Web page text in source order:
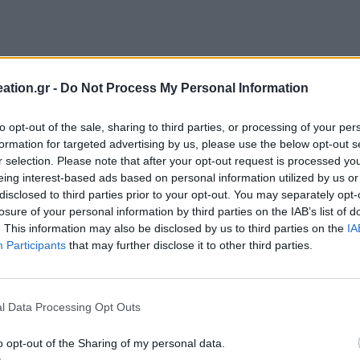
- Do Not Process My Personal Information
opt-out of the sale, sharing to third parties, or processing of your
for targeted advertising by us, please use the below opt-out
selection. Please note that after your opt-out request is processed
interest-based ads based on personal information utilized by us
to third parties prior to your opt-out. You may separately
of your personal information by third parties on the IAB’s list of
This information may also be disclosed by us to third parties on the
Participants that may further disclose it to other third parties.
Data Processing Opt Outs
opt-out of the Sharing of my personal data.
ΤΗΛΕΦΩΝΙΚΕΣ ΠΑΡΑΓΓΕΛΙΕΣ
2106610481, 6980957299
Δευτέρα έως Σάββατο
Ανακαλύψτε μεγάλο πλήθος μοναδικών χειροποίητων κοσμημάτων